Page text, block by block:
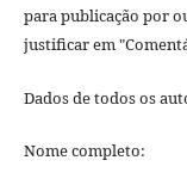
para publicação por
justificar em
Dados de todos os
Nome completo: